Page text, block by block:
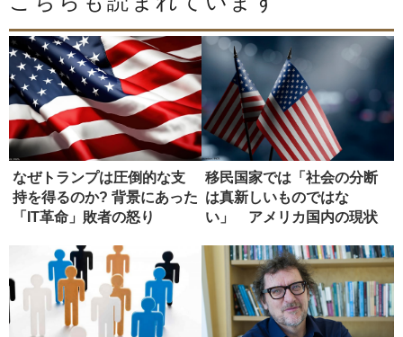
なぜトランプは圧倒的な支
持を得るのか? 背景にあった
「IT革命」敗者の怒り
移民国家では「社会の分断
は真新しいものではな
い」 アメリカ国内の現状